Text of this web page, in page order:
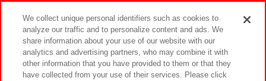
イベント・キャンペーン
We collect unique personal identifiers such as cookies to
analyze our traffic and to personalize content and ads. We
share information about your use of our website with our
analytics and advertising partners, who may combine it with
other information that you have provided to them or that they
have collected from your use of their services. Please click